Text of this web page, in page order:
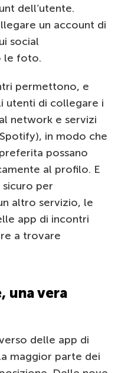
dell’utente.
un account di
social
le foto.
permettono, e
utenti di collegare i
network e servizi
in modo che
possano
al profilo. E
sicuro per
altro servizio, le
app di incontri
a trovare
una vera
delle app di
maggior parte dei